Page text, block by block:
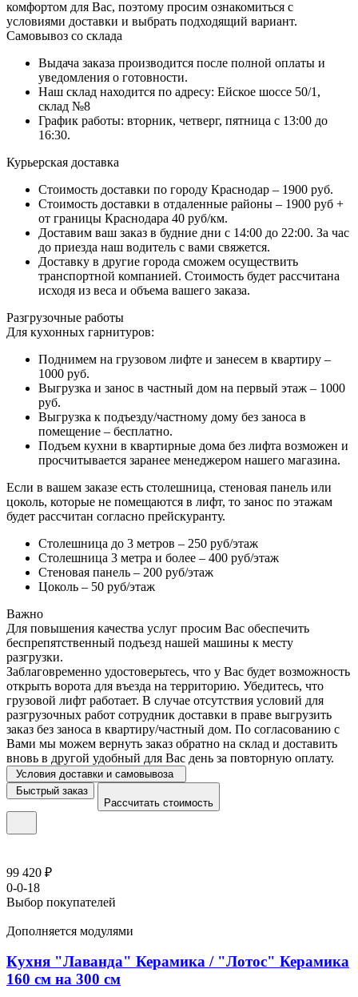
комфортом для Вас, поэтому просим ознакомиться с
условиями доставки и выбрать подходящий вариант.
Самовывоз со склада
Выдача заказа производится после полной оплаты и
уведомления о готовности.
Наш склад находится по адресу: Ейское шоссе 50/1,
склад №8
График работы: вторник, четверг, пятница с 13:00 до
16:30.
Курьерская доставка
Стоимость доставки по городу Краснодар – 1900 руб.
Стоимость доставки в отдаленные районы – 1900 руб +
от границы Краснодара 40 руб/км.
Доставим ваш заказ в будние дни с 14:00 до 22:00. За час
до приезда наш водитель с вами свяжется.
Доставку в другие города сможем осуществить
транспортной компанией. Стоимость будет рассчитана
исходя из веса и объема вашего заказа.
Разгрузочные работы
Для кухонных гарнитуров:
Поднимем на грузовом лифте и занесем в квартиру –
1000 руб.
Выгрузка и занос в частный дом на первый этаж – 1000
руб.
Выгрузка к подъезду/частному дому без заноса в
помещение – бесплатно.
Подъем кухни в квартирные дома без лифта возможен и
просчитывается заранее менеджером нашего магазина.
Если в вашем заказе есть столешница, стеновая панель или
цоколь, которые не помещаются в лифт, то занос по этажам
будет рассчитан согласно прейскуранту.
Столешница до 3 метров – 250 руб/этаж
Столешница 3 метра и более – 400 руб/этаж
Стеновая панель – 200 руб/этаж
Цоколь – 50 руб/этаж
Важно
Для повышения качества услуг просим Вас обеспечить
беспрепятственный подъезд нашей машины к месту
разгрузки.
Заблаговременно удостоверьтесь, что у Вас будет возможность
открыть ворота для въезда на территорию. Убедитесь, что
грузовой лифт работает. В случае отсутствия условий для
разгрузочных работ сотрудник доставки в праве выгрузить
заказ без заноса в квартиру/частный дом. По согласованию с
Вами мы можем вернуть заказ обратно на склад и доставить
вновь в другой удобный для Вас день за повторную оплату.
Условия доставки и самовывоза
Быстрый заказ
Рассчитать стоимость
99 420 ₽
0-0-18
Выбор покупателей
Дополняется модулями
Кухня "Лаванда" Керамика / "Лотос" Керамика
160 см на 300 см